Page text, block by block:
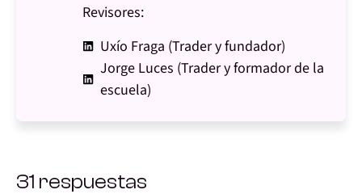
Revisores:
Uxío Fraga (Trader y fundador)
Jorge Luces (Trader y formador de la
escuela)
31 respuestas